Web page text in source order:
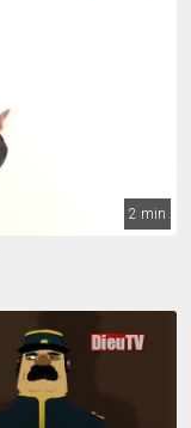
2 min